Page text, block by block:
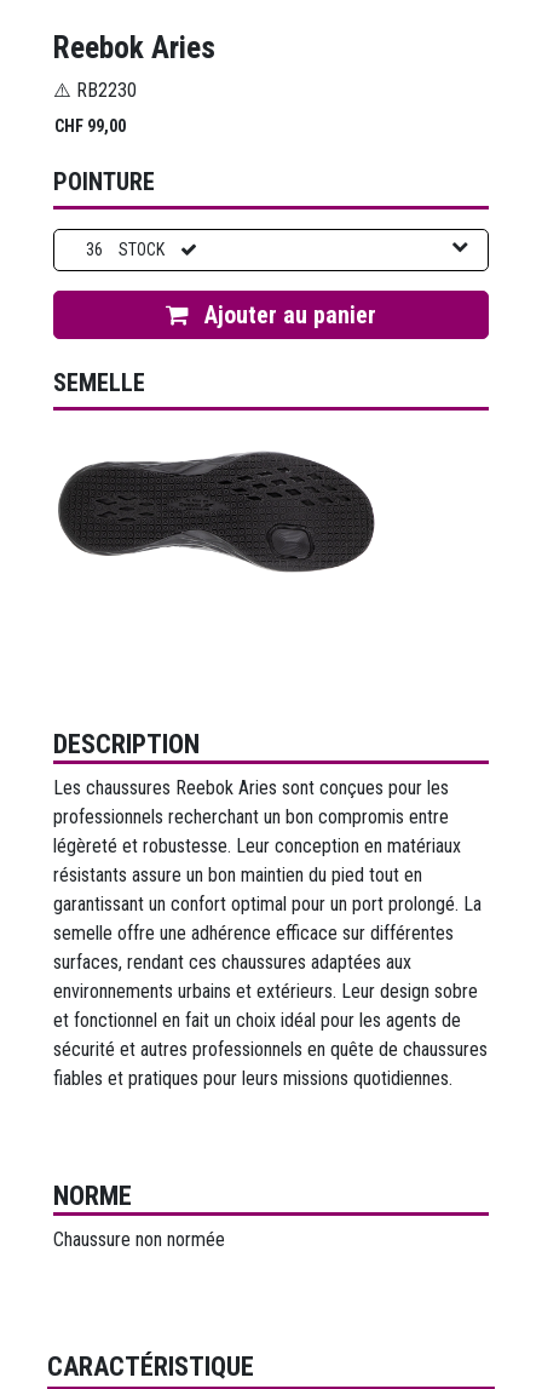
Reebok Aries
⚠️ RB2230
CHF 99,00
POINTURE
36 STOCK
Ajouter au panier
SEMELLE
DESCRIPTION
Les chaussures Reebok Aries sont conçues pour les
professionnels recherchant un bon compromis entre
légèreté et robustesse. Leur conception en matériaux
résistants assure un bon maintien du pied tout en
garantissant un confort optimal pour un port prolongé. La
semelle offre une adhérence efficace sur différentes
surfaces, rendant ces chaussures adaptées aux
environnements urbains et extérieurs. Leur design sobre
et fonctionnel en fait un choix idéal pour les agents de
sécurité et autres professionnels en quête de chaussures
fiables et pratiques pour leurs missions quotidiennes.
NORME
Chaussure non normée
CARACTÉRISTIQUE